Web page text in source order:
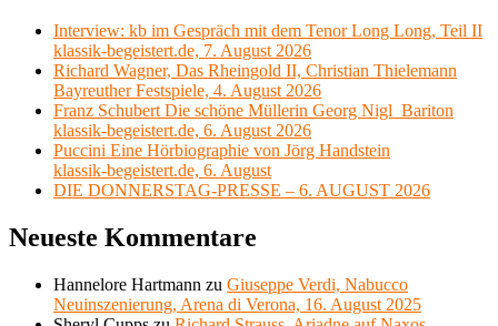
Interview: kb im Gespräch mit dem Tenor Long Long, Teil II
klassik-begeistert.de, 7. August 2026
Richard Wagner, Das Rheingold II, Christian Thielemann
Bayreuther Festspiele, 4. August 2026
Franz Schubert Die schöne Müllerin Georg Nigl Bariton
klassik-begeistert.de, 6. August 2026
Puccini Eine Hörbiographie von Jörg Handstein
klassik-begeistert.de, 6. August
DIE DONNERSTAG-PRESSE – 6. AUGUST 2026
Neueste Kommentare
Hannelore Hartmann zu Giuseppe Verdi, Nabucco
Neuinszenierung, Arena di Verona, 16. August 2025